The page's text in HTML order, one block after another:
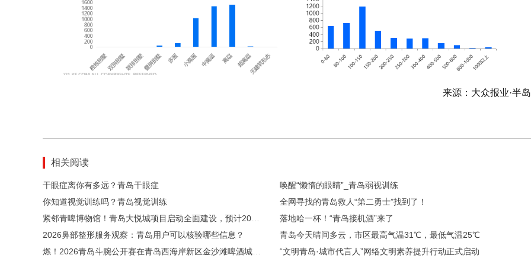
来源：大众报业·半
相关阅读
干眼症离你有多远？青岛干眼症
唤醒“懒惰的眼睛”_青岛弱视训练
你知道视觉训练吗？青岛视觉训练
全网寻找的青岛救人“第二勇士”找到了！
落地哈一杯！“青岛接机酒”来了
2026鼻部整形服务观察：青岛用户可以核验哪些信息？
青岛今天晴间多云，市区最高气温31℃，最低气温25℃
“文明青岛·城市代言人”网络文明素养提升行动正式启动